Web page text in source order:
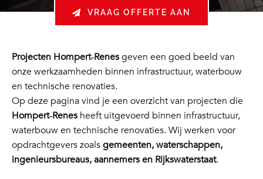
VRAAG OFFERTE AAN
Projecten Hompert‑Renesgeven een goed beeld van
onze werkzaamheden binnen infrastructuur, waterbouw
en technische renovaties.
Op deze pagina vind je een overzicht van projecten die
Hompert‑Renesheeft uitgevoerd binnen infrastructuur,
waterbouw en technische renovaties. Wij werken voor
opdrachtgevers zoalsgemeenten, waterschappen,
ingenieursbureaus, aannemers en Rijkswaterstaat.